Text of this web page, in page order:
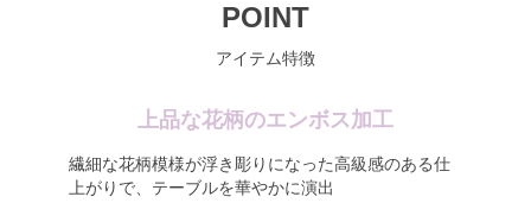
POINT
アイテム特徴
上品な花柄のエンボス加工
繊細な花柄模様が浮き彫りになった高級感のある仕
上がりで、テーブルを華やかに演出